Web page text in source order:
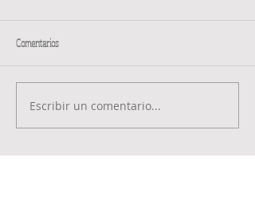
Comentarios
Escribir un comentario...